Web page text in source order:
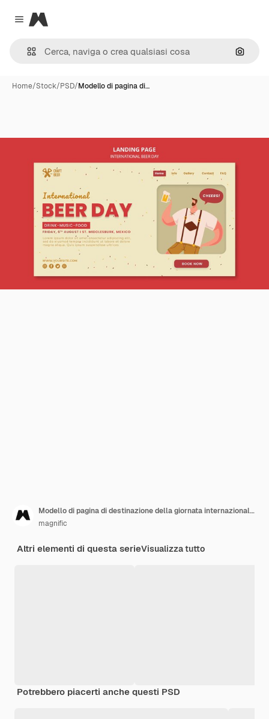
Close menu
Magnific
Cerca
Home/Stock/PSD/Modello di pagina di…
Modello di pagina di destinazione della giornata internazionale della birra
magnific
Altri elementi di questa serieVisualizza tutto
Potrebbero piacerti anche questi PSD